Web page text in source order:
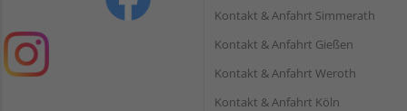
Kontakt & Anfahrt Simmerath
Kontakt & Anfahrt Gießen
Kontakt & Anfahrt Weroth
Kontakt & Anfahrt Köln